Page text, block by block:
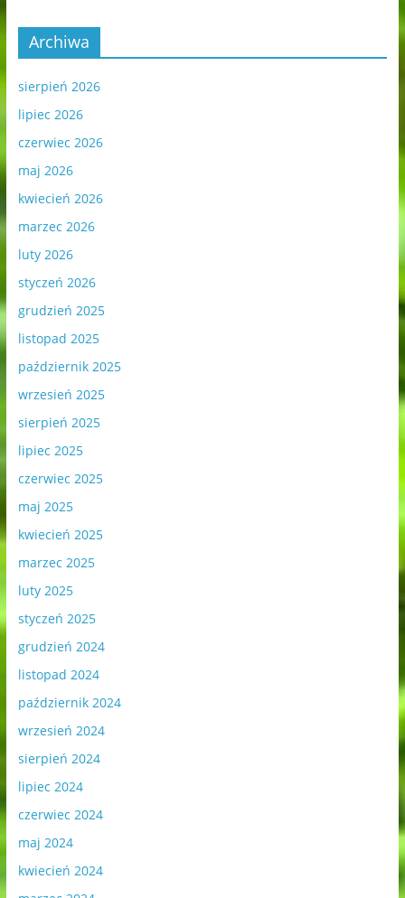
Archiwa
sierpień 2026
lipiec 2026
czerwiec 2026
maj 2026
kwiecień 2026
marzec 2026
luty 2026
styczeń 2026
grudzień 2025
listopad 2025
październik 2025
wrzesień 2025
sierpień 2025
lipiec 2025
czerwiec 2025
maj 2025
kwiecień 2025
marzec 2025
luty 2025
styczeń 2025
grudzień 2024
listopad 2024
październik 2024
wrzesień 2024
sierpień 2024
lipiec 2024
czerwiec 2024
maj 2024
kwiecień 2024